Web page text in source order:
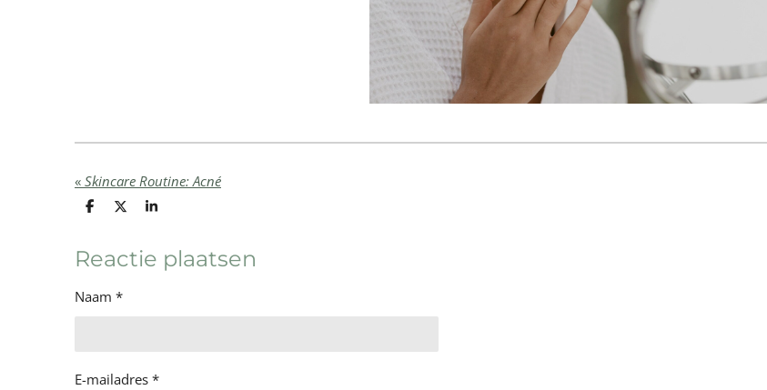
« Skincare Routine: Acné
D
e
n
D
l
S
r
e
Reactie plaatsen
Naam *
E-mailadres *